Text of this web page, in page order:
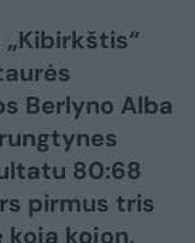
Berlyno Alba
80:68
pirmus tris
koja kojon,